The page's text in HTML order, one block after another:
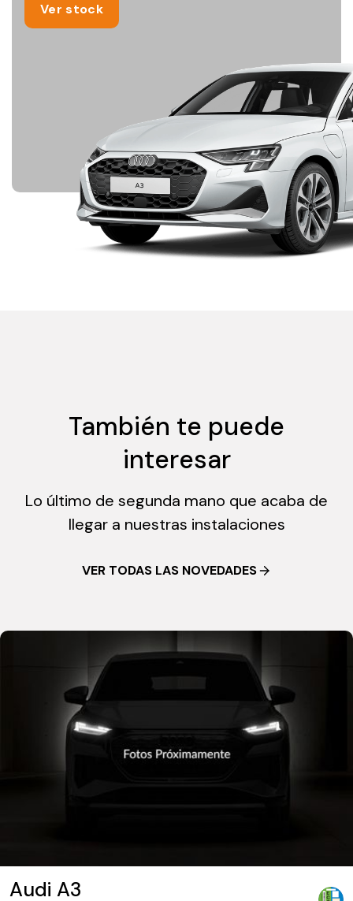
Ver stock
También te puede
interesar
Lo último de segunda mano que acaba de
llegar a nuestras instalaciones
VER TODAS LAS NOVEDADES
Audi A3